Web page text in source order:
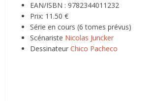
EAN/ISBN : 9782344011232
Prix: 11.50 €
Série en cours (6 tomes prévus)
Scénariste Nicolas Juncker
Dessinateur Chico Pacheco